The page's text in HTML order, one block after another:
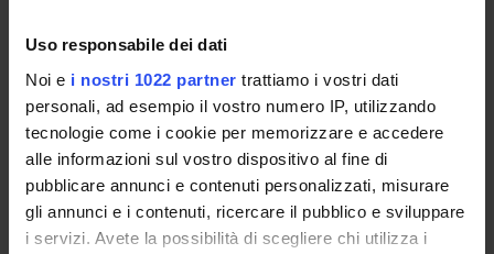
Uso responsabile dei dati
Noi e i nostri 1022 partner trattiamo i vostri dati
personali, ad esempio il vostro numero IP, utilizzando
tecnologie come i cookie per memorizzare e accedere
alle informazioni sul vostro dispositivo al fine di
pubblicare annunci e contenuti personalizzati, misurare
gli annunci e i contenuti, ricercare il pubblico e sviluppare
i servizi. Avete la possibilità di scegliere chi utilizza i
Overview
Enrolment Policy
Courses
Academic Calendar
Lesson timetable
Degree Programme